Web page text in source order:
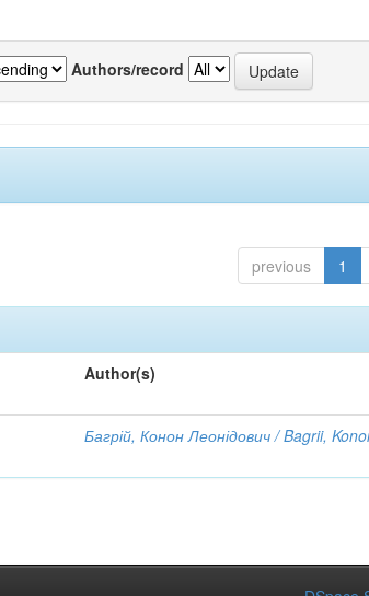
Authors/record
previous 1
Author(s)
Багрій, Конон Леонідович / Bagrii,